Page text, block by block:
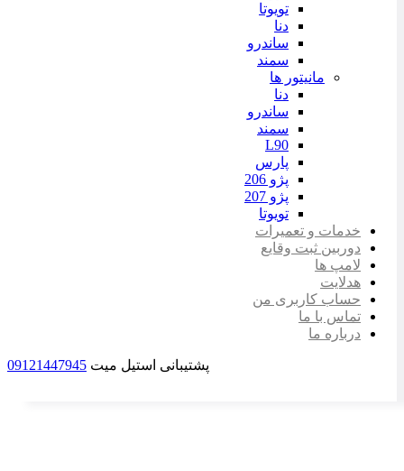
تویوتا
دنا
ساندرو
سمند
مانیتور ها
دنا
ساندرو
سمند
L90
پارس
پژو 206
پژو 207
تویوتا
خدمات و تعمیرات
دوربین ثبت وقایع
لامپ ها
هدلایت
حساب کاربری من
تماس با ما
درباره ما
پشتیبانی استیل میت 09121447945